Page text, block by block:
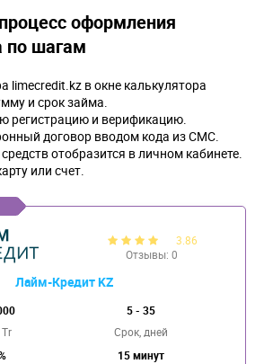
оформления
по шагам
limecredit.kz в окне калькулятора
и срок займа.
регистрацию и верификацию.
договор вводом кода из СМС.
отобразится в личном кабинете.
или счет.
3.86
Отзывы: 0
Лайм-Кредит KZ
5 - 35
Срок, дней
15 минут